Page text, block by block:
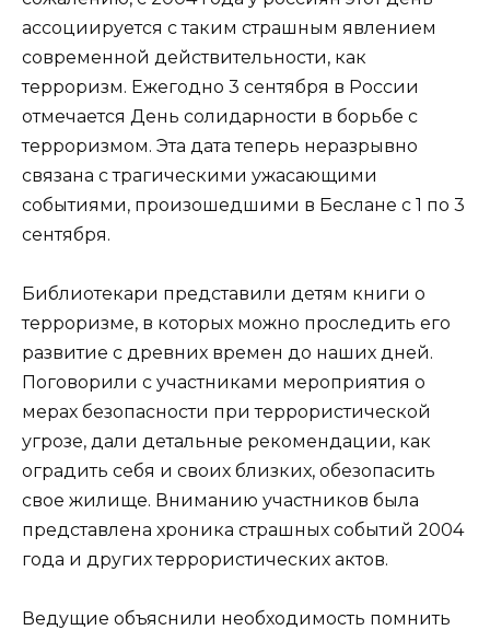
ассоциируется с таким страшным явлением
современной действительности, как
терроризм. Ежегодно 3 сентября в России
отмечается День солидарности в борьбе с
терроризмом. Эта дата теперь неразрывно
связана с трагическими ужасающими
событиями, произошедшими в Беслане с 1 по 3
сентября.
Библиотекари представили детям книги о
терроризме, в которых можно проследить его
развитие с древних времен до наших дней.
Поговорили с участниками мероприятия о
мерах безопасности при террористической
угрозе, дали детальные рекомендации, как
оградить себя и своих близких, обезопасить
свое жилище. Вниманию участников была
представлена хроника страшных событий 2004
года и других террористических актов.
Ведущие объяснили необходимость помнить